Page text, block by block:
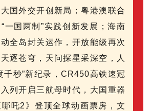
国外交开创新局；粤港澳联合
一国两制”实践创新发展；海南
全岛封关运作，开放能级再次
逐苍穹，天问探星采深空，人
千秒”新纪录，CR450高铁速冠
列开启三航母时代，大国重器
吒2》登顶全球动画票房，文